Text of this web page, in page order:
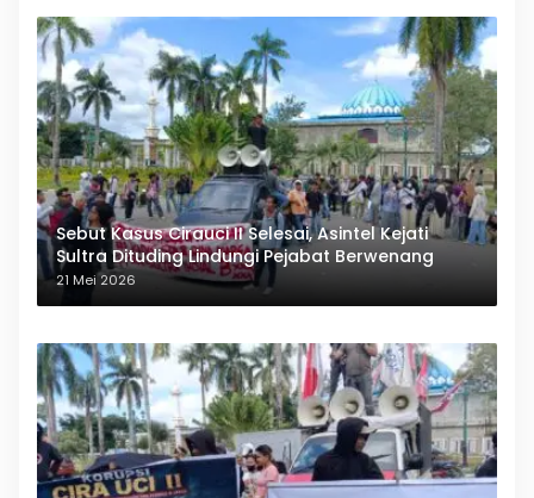
Sebut Kasus Cirauci II Selesai, Asintel Kejati
Sultra Dituding Lindungi Pejabat Berwenang
21 Mei 2026